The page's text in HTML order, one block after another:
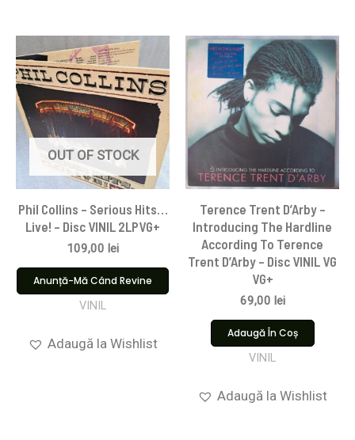
OUT OF STOCK
Phil Collins – Serious Hits…
Live! – Disc VINIL 2LPVG+
109,00 lei
Anunță-Mă Când Revine
VINIL
Adaugă la Wishlist
Terence Trent D’Arby –
Introducing The Hardline
According To Terence
Trent D’Arby – Disc VINIL VG
VG+
69,00 lei
Adaugă În Coș
VINIL
Adaugă la Wishlist